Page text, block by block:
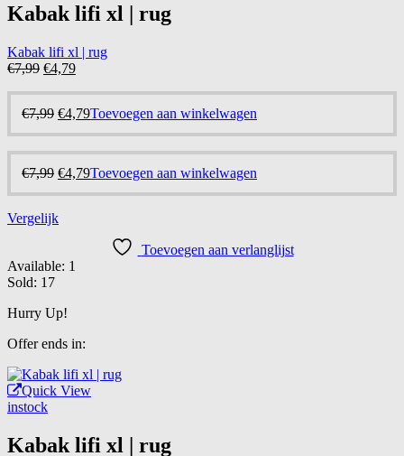
Kabak lifi xl | rug
Kabak lifi xl | rug
€7,99 Oorspronkelijke
was:
€7,99.
€4,79Huidige
is:
€4,79.
€7,99 Oorspronkelijke
€4,79Huidige
Toevoegen aan winkelwagen
€7,99 Oorspronkelijke
€7,99.
€4,79Huidige
Toevoegen aan winkelwagen
Vergelijk
Toevoegen aan verlanglijst
Available: 1
Sold: 17
Hurry Up!
Offer ends in:
Quick View
instock
Kabak lifi xl | rug